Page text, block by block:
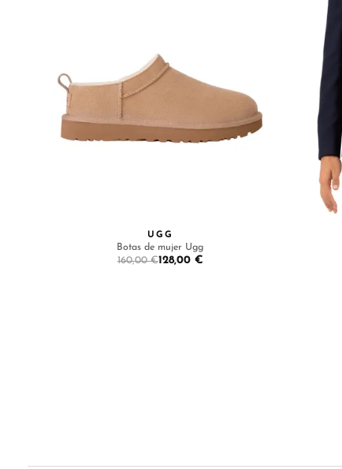
UGG
Botas de mujer Ugg
160,00 €128,00 €